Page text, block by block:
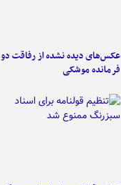
عکس‌های دیده نشده از رفاقت دو
فرمانده‌ موشکی